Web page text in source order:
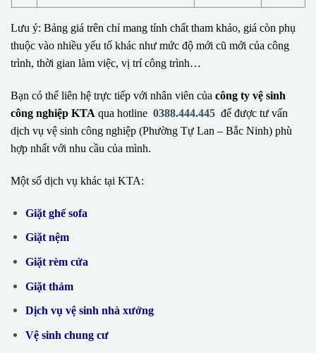
Lưu ý: Bảng giá trên chỉ mang tính chất tham khảo, giá còn phụ
thuộc vào nhiều yếu tố khác như mức độ mới cũ mới của công
trình, thời gian làm việc, vị trí công trình…
Bạn có thể liên hệ trực tiếp với nhân viên của công ty vệ sinh
công nghiệp KTA qua hotline 0388.444.445 để được tư vấn
dịch vụ vệ sinh công nghiệp (Phường Tự Lan – Bắc Ninh) phù
hợp nhất với nhu cầu của mình.
Một số dịch vụ khác tại KTA:
Giặt ghế sofa
Giặt nệm
Giặt rèm cửa
Giặt thảm
Dịch vụ vệ sinh nhà xưởng
Vệ sinh chung cư